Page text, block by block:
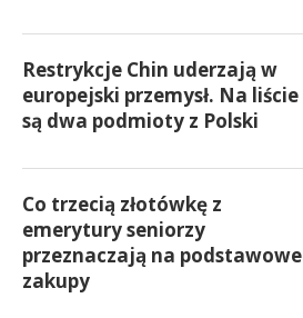
Restrykcje Chin uderzają w
europejski przemysł. Na liście
są dwa podmioty z Polski
Co trzecią złotówkę z
emerytury seniorzy
przeznaczają na podstawowe
zakupy